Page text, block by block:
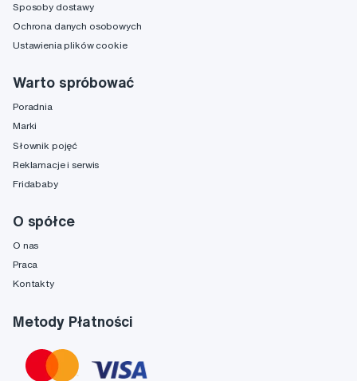
Sposoby dostawy
Ochrona danych osobowych
Ustawienia plików cookie
Warto spróbować
Poradnia
Marki
Słownik pojęć
Reklamacje i serwis
Fridababy
O spółce
O nas
Praca
Kontakty
Metody Płatności